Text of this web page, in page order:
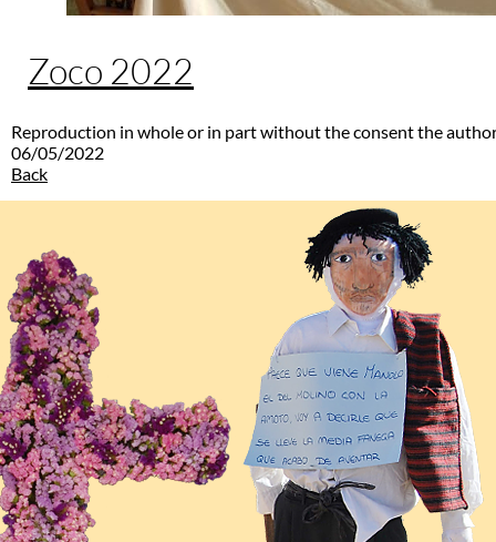
Zoco 2022
Reproduction in whole or in part without the consent the
06/05/2022
Back